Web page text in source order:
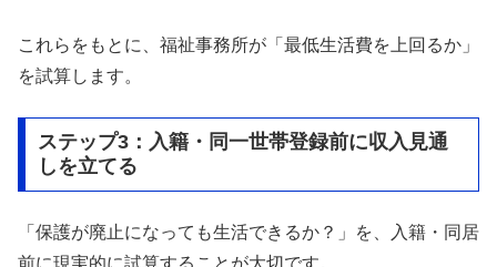
これらをもとに、福祉事務所が「最低生活費を上回るか」
を試算します。
ステップ3：入籍・同一世帯登録前に収入見通
しを立てる
「保護が廃止になっても生活できるか？」を、入籍・同居
前に現実的に試算することが大切です。